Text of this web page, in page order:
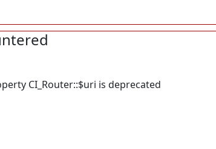
CI_Router::$uri is deprecated